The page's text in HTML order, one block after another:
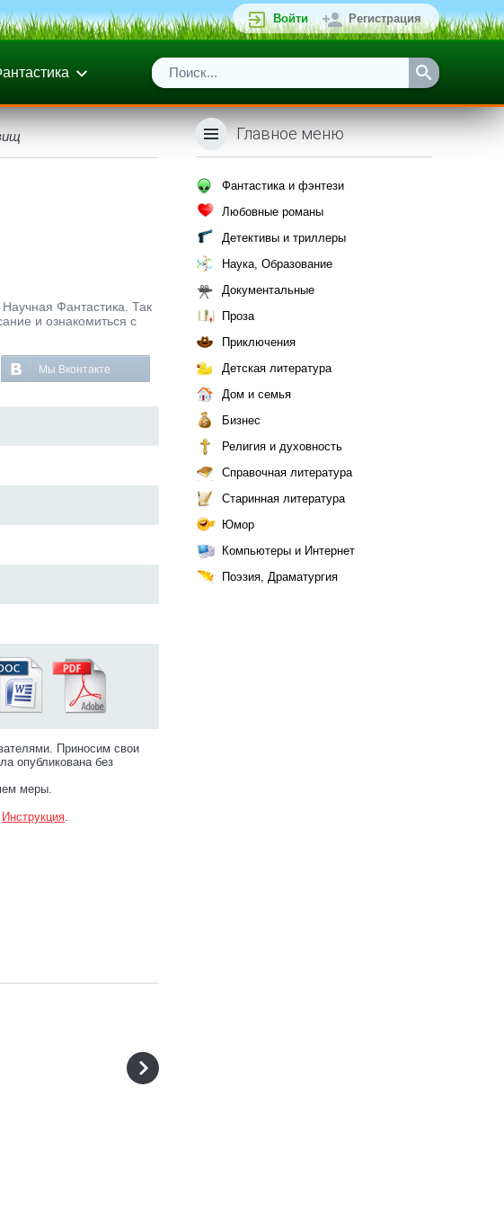
Войти Регистрация
Фантастика. Так
и ознакомиться с
Мы Вконтакте
Приносим свои
опубликована без
меры.
Инструкция.
Главное меню
Фантастика и фэнтези
Любовные романы
Детективы и триллеры
Наука, Образование
Документальные
Проза
Приключения
Детская литература
Дом и семья
Бизнес
Религия и духовность
Справочная литература
Старинная литература
Юмор
Компьютеры и Интернет
Поэзия, Драматургия